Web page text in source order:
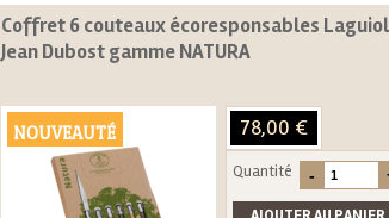
Coffret 6 couteaux écoresponsables
Jean Dubost gamme NATURA
NOUVEAUTÉ 78,00 €
Quantité